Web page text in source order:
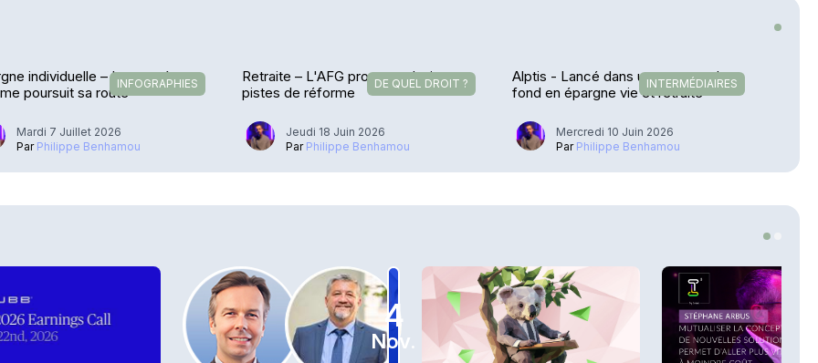
INFOGRAPHIES
individuelle – La montée en
poursuit sa route
Mardi 7 Juillet 2026
Par Philippe Benhamou
DE QUEL DROIT ?
Retraite – L'AFG propose plusieurs
pistes de réforme
Jeudi 18 Juin 2026
Par Philippe Benhamou
INTERMÉDIAIRES
Alptis - Lancé dans une course de
fond en épargne vie et retraite
Mercredi 10 Juin 2026
Par Philippe Benhamou
4
Nov.